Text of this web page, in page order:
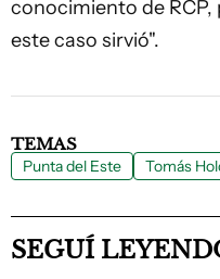
conocimiento de RCP,
este caso sirvió".
TEMAS
Punta del Este Tomás
SEGUÍ